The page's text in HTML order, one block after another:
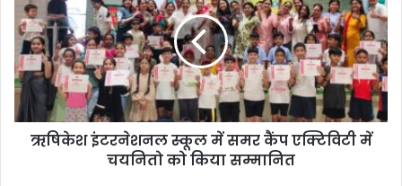
ऋषिकेश इंटरनेशनल स्कूल में समर कैंप एक्टिविटी में
चयनितो को किया सम्मानित